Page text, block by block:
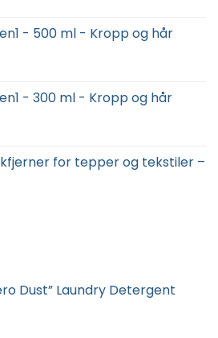
- 500 ml - Kropp og hår
- 300 ml - Kropp og hår
for tepper og tekstiler –
Dust” Laundry Detergent